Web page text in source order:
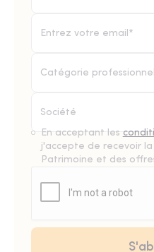
Catégorie
En acceptant les
j'accepte de recevoir
Patrimoine et des